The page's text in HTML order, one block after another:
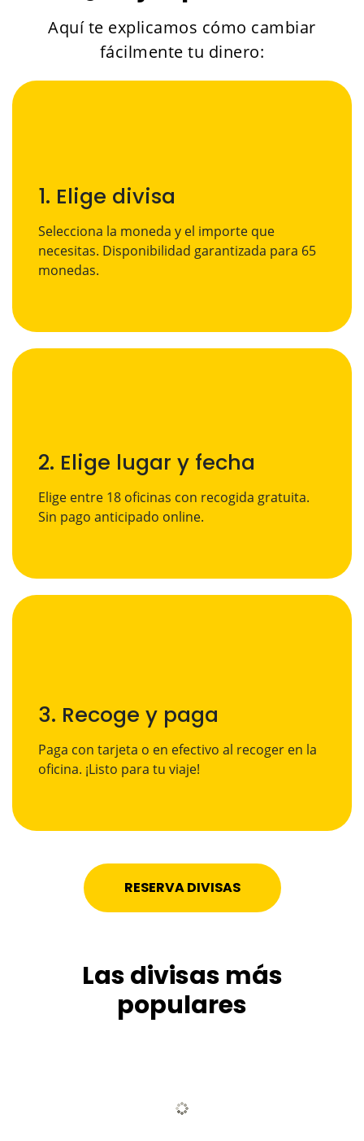
Aquí te explicamos cómo cambiar
fácilmente tu dinero:
1. Elige divisa
Selecciona la moneda y el importe que
necesitas. Disponibilidad garantizada para 65
monedas.
2. Elige lugar y fecha
Elige entre 18 oficinas con recogida gratuita.
Sin pago anticipado online.
3. Recoge y paga
Paga con tarjeta o en efectivo al recoger en la
oficina. ¡Listo para tu viaje!
RESERVA DIVISAS
Las divisas más
populares